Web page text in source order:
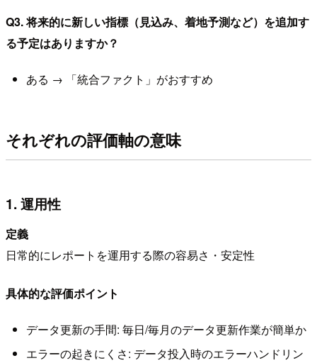
Q3. 将来的に新しい指標（見込み、着地予測など）を追加す
る予定はありますか？
ある → 「統合ファクト」がおすすめ
それぞれの評価軸の意味
1. 運用性
定義
日常的にレポートを運用する際の容易さ・安定性
具体的な評価ポイント
データ更新の手間: 毎日/毎月のデータ更新作業が簡単か
エラーの起きにくさ: データ投入時のエラーハンドリン